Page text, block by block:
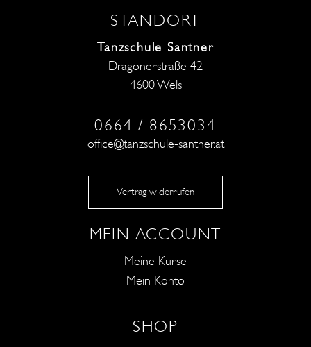
STANDORT
Tanzschule Santner
Dragonerstraße 42
4600 Wels
0664 / 8653034
office@tanzschule-santner.at
Vertrag widerrufen
MEIN ACCOUNT
Meine Kurse
Mein Konto
SHOP